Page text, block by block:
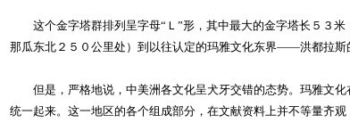
这个金字塔群排列呈字母“Ｌ”形，其中最大的金字塔长５３米
那瓜东北２５０公里处）到以往认定的玛雅文化东界——洪都拉斯
但是，严格地说，中美洲各文化呈犬牙交错的态势。玛雅文化
统一起来。这一地区的各个组成部分，在文献资料上并不等量齐